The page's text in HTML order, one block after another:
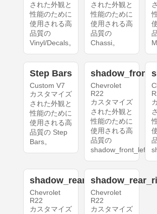
された外観と
性能のために
使用される高
品質の
Vinyl/Decals。
された外観と
性能のために
使用される高
品質の
Chassi。
Step Bars
Custom V7
カスタマイズ
された外観と
性能のために
使用される高
品質の Step
Bars。
Chevrolet
R22
カスタマイズ
された外観と
性能のために
使用される高
品質の
shadow_front_left。
shadow_rear_left
Chevrolet
R22
カスタマイズ
Chevrolet
R22
カスタマイズ